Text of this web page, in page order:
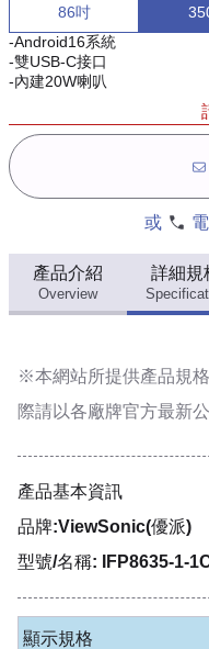
86吋
-Android16系統
-雙USB-C接口
-內建20W喇叭
或
產品介紹
Overview
詳細規
※本網站所提供產品規
際請以各廠牌官方最新
產品基本資訊
品牌:ViewSonic(優派)
型號/名稱: IFP8635-1-
顯示規格